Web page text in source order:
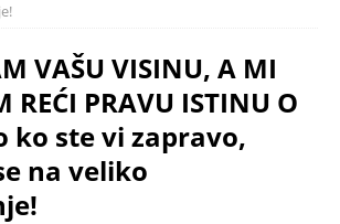
VAŠU VISINU, A MI
REĆI PRAVU ISTINU O
ko ste vi zapravo,
na veliko